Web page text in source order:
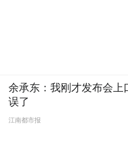
余承东：我刚才发布会上
误了
江南都市报